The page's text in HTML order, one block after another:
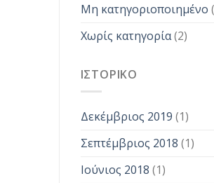
Μη κατηγοριοποιημένο
Χωρίς κατηγορία(2)
ΙΣΤΟΡΙΚΌ
Δεκέμβριος 2019 (1)
Σεπτέμβριος 2018 (1)
Ιούνιος 2018 (1)